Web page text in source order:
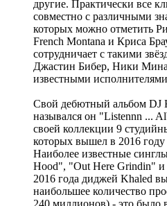
другие. Практически все
совместно с различными
которых можно отметить
French Montana и Криса
сотрудничает с такими
Джастин Бибер, Ники
известными
Свой дебютный альбом DJ
назывался он "Listennn ...
своей коллекции 9
которых вышел в 2016
Наиболее известные
Hood", "Out Here Grindin"
2016 года диджей Khaled
наибольшее количество
240 миллионов) - это